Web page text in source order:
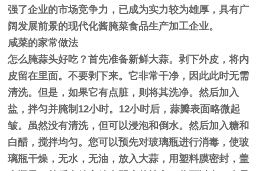
强了企业的市场竞争力，已成为实力较为雄厚，具有广
阔发展前景的现代化酱腌菜食品生产加工企业。
咸菜的家常做法
怎么腌蒜头好吃？首先准备新鲜大蒜。剥下外皮，将内
皮留在里面。不要剥下来。它非常干净，因此此时无需
清洗。但是，如果它有点脏，则将其洗净。然后加入
盐，拌匀并腌制12小时。12小时后，蒜瓣表面略微起
皱。虽然没有清洗，但可以浸泡和倒水。然后加入糖和
白醋，搅拌均匀。您可以预先对玻璃瓶进行消毒，使玻
璃瓶干燥，无水，无油，放入大蒜，用塑料膜密封，盖